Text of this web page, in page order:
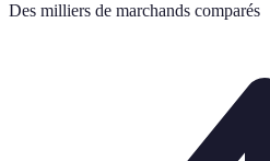
Des milliers de marchands comparés